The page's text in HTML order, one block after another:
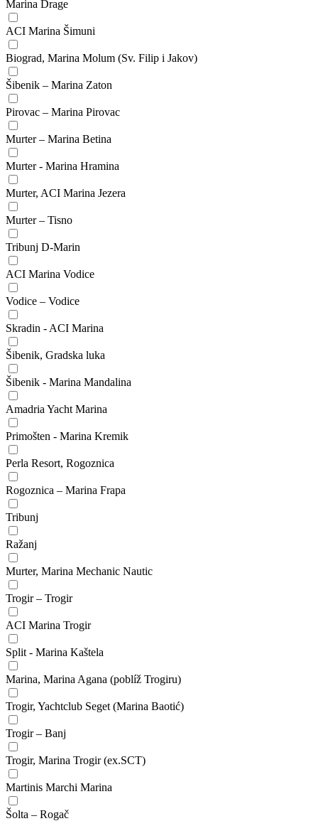
Marina Drage
ACI Marina Šimuni
Biograd, Marina Molum (Sv. Filip i Jakov)
Šibenik – Marina Zaton
Pirovac – Marina Pirovac
Murter – Marina Betina
Murter - Marina Hramina
Murter, ACI Marina Jezera
Murter – Tisno
Tribunj D-Marin
ACI Marina Vodice
Vodice – Vodice
Skradin - ACI Marina
Šibenik, Gradska luka
Šibenik - Marina Mandalina
Amadria Yacht Marina
Primošten - Marina Kremik
Perla Resort, Rogoznica
Rogoznica – Marina Frapa
Tribunj
Ražanj
Murter, Marina Mechanic Nautic
Trogir – Trogir
ACI Marina Trogir
Split - Marina Kaštela
Marina, Marina Agana (poblíž Trogiru)
Trogir, Yachtclub Seget (Marina Baotić)
Trogir – Banj
Trogir, Marina Trogir (ex.SCT)
Martinis Marchi Marina
Šolta – Rogač